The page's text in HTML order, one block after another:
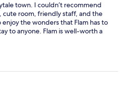
town. I couldn’t recommend
room, friendly staff, and the
the wonders that Flam has to
to anyone. Flam is well-worth a